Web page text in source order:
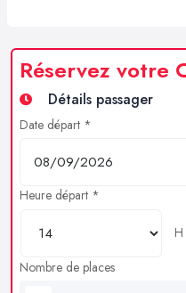
Réservez votre
Détails passager
Date départ *
Heure départ *
H
Nombre de places